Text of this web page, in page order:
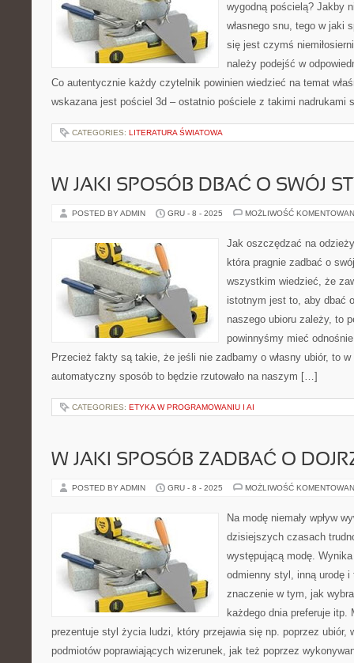
wygodną pościelą? Jakby
własnego snu, tego w jaki
się jest czymś
należy podejść w
Co autentycznie każdy czytelnik powinien wiedzieć na temat
wskazana jest pościel 3d – ostatnio pościele z takimi nadrukami
CATEGORIES: LITERATURA ŚWIATOWA
W JAKI SPOSÓB DBAĆ O SWÓJ
POSTED BY ADMIN GRU - 8 - 2025 MOŻLIWOŚĆ
Jak oszczędzać na
która pragnie zadbać o
wszystkim wiedzieć, że
istotnym jest to, aby dbać
naszego ubioru zależy, to
powinnyśmy mieć
Przecież fakty są takie, że jeśli nie zadbamy o własny ubiór, to
automatyczny sposób to będzie rzutowało na naszym […]
CATEGORIES: ETYKA W PROGRAMOWANIU I AI
W JAKI SPOSÓB ZADBAĆ O
POSTED BY ADMIN GRU - 8 - 2025 MOŻLIWOŚĆ
Na modę niemały wpływ
dzisiejszych czasach
występującą modę.
odmienny styl, inną urodę i
znaczenie w tym, jak
każdego dnia preferuje itp.
prezentuje styl życia ludzi, który przejawia się np. poprzez ubiór,
podmiotów poprawiających wizerunek, jak też poprzez